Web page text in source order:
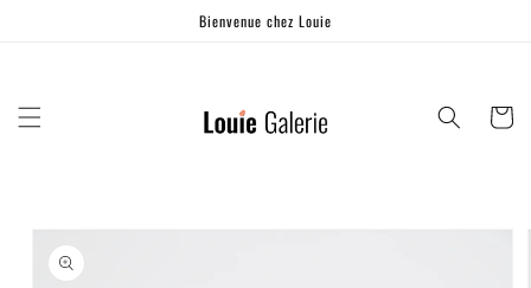
Bienvenue chez Louie
Panier
Passer aux
informations
produits